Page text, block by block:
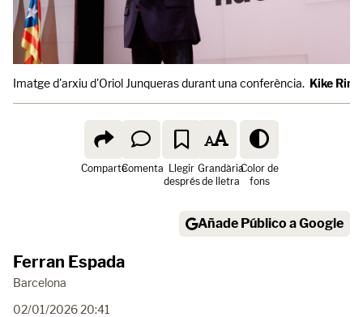
Imatge d'arxiu d'Oriol Junqueras durant una conferència. Kike
ComparteComenta Llegir
després
Grandària
de lletra
Color de
fons
Añade Público a Google
Ferran Espada
Barcelona
02/01/2026 20:41